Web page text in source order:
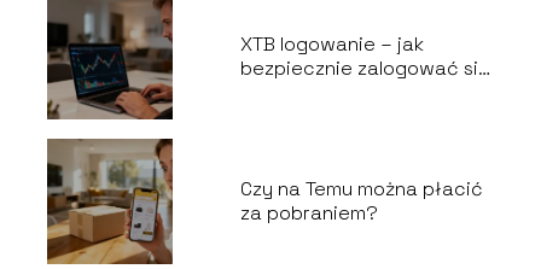
XTB logowanie – jak
bezpiecznie zalogować się
Czy na Temu można płacić
za pobraniem?